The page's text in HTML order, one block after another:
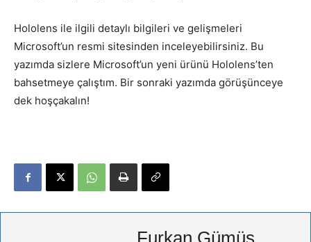
Hololens ile ilgili detaylı bilgileri ve gelişmeleri
Microsoft’un resmi sitesinden inceleyebilirsiniz. Bu
yazımda sizlere Microsoft’un yeni ürünü Hololens’ten
bahsetmeye çalıştım. Bir sonraki yazımda görüşünceye
dek hoşçakalın!